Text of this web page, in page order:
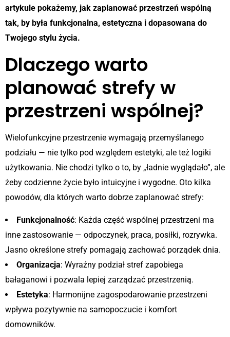
artykule pokażemy, jak zaplanować przestrzeń wspólną
tak, by była funkcjonalna, estetyczna i dopasowana do
Twojego stylu życia.
Dlaczego warto
planować strefy w
przestrzeni wspólnej?
Wielofunkcyjne przestrzenie wymagają przemyślanego
podziału — nie tylko pod względem estetyki, ale też logiki
użytkowania. Nie chodzi tylko o to, by „ładnie wyglądało”, ale
żeby codzienne życie było intuicyjne i wygodne. Oto kilka
powodów, dla których warto dobrze zaplanować strefy:
Funkcjonalność: Każda część wspólnej przestrzeni ma
inne zastosowanie — odpoczynek, praca, posiłki, rozrywka.
Jasno określone strefy pomagają zachować porządek dnia.
Organizacja: Wyraźny podział stref zapobiega
bałaganowi i pozwala lepiej zarządzać przestrzenią.
Estetyka: Harmonijne zagospodarowanie przestrzeni
wpływa pozytywnie na samopoczucie i komfort
domowników.